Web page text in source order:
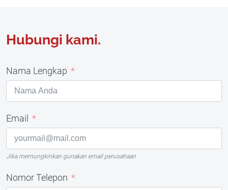
Hubungi kami.
Nama Lengkap
Email
Jika memungkinkan gunakan email perusahaan
Nomor Telepon